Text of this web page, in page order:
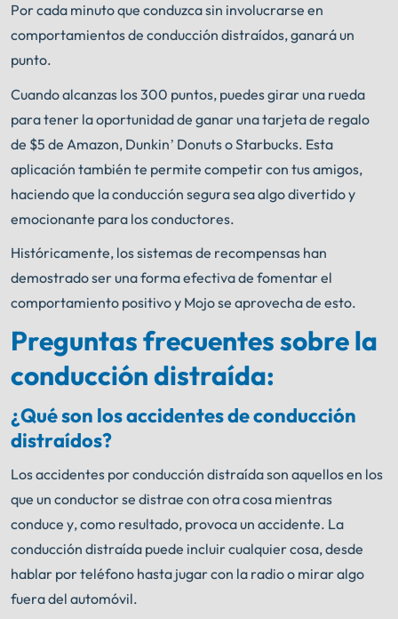
Por cada minuto que conduzca sin involucrarse en
comportamientos de conducción distraídos, ganará un
punto.
Cuando alcanzas los 300 puntos, puedes girar una rueda
para tener la oportunidad de ganar una tarjeta de regalo
de $5 de Amazon, Dunkin’ Donuts o Starbucks. Esta
aplicación también te permite competir con tus amigos,
haciendo que la conducción segura sea algo divertido y
emocionante para los conductores.
Históricamente, los sistemas de recompensas han
demostrado ser una forma efectiva de fomentar el
comportamiento positivo y Mojo se aprovecha de esto.
Preguntas frecuentes sobre la
conducción distraída:
¿Qué son los accidentes de conducción
distraídos?
Los accidentes por conducción distraída son aquellos en los
que un conductor se distrae con otra cosa mientras
conduce y, como resultado, provoca un accidente. La
conducción distraída puede incluir cualquier cosa, desde
hablar por teléfono hasta jugar con la radio o mirar algo
fuera del automóvil.